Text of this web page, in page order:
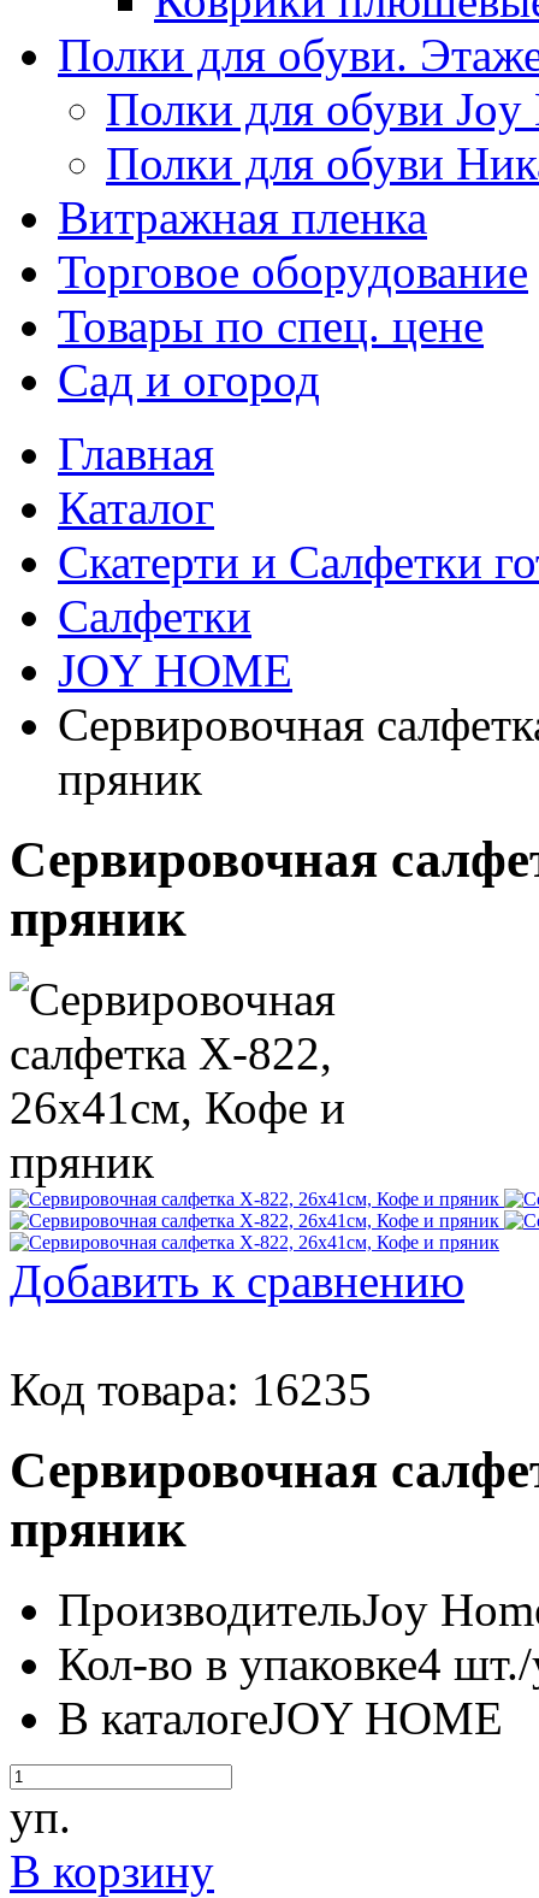
Полки для обуви.
Полки для обуви Joy
Полки для обуви
Витражная пленка
Торговое оборудование
Товары по спец. цене
Сад и огород
Главная
Каталог
Скатерти и Салфетки
Салфетки
JOY HOME
Сервировочная
пряник
Сервировочная
пряник
Добавить к сравнению
Код товара: 16235
Сервировочная
пряник
ПроизводительJoy
Кол-во в упаковке4
В каталогеJOY HOME
уп.
В корзину